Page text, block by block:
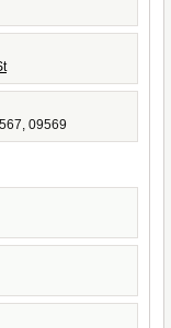
09569